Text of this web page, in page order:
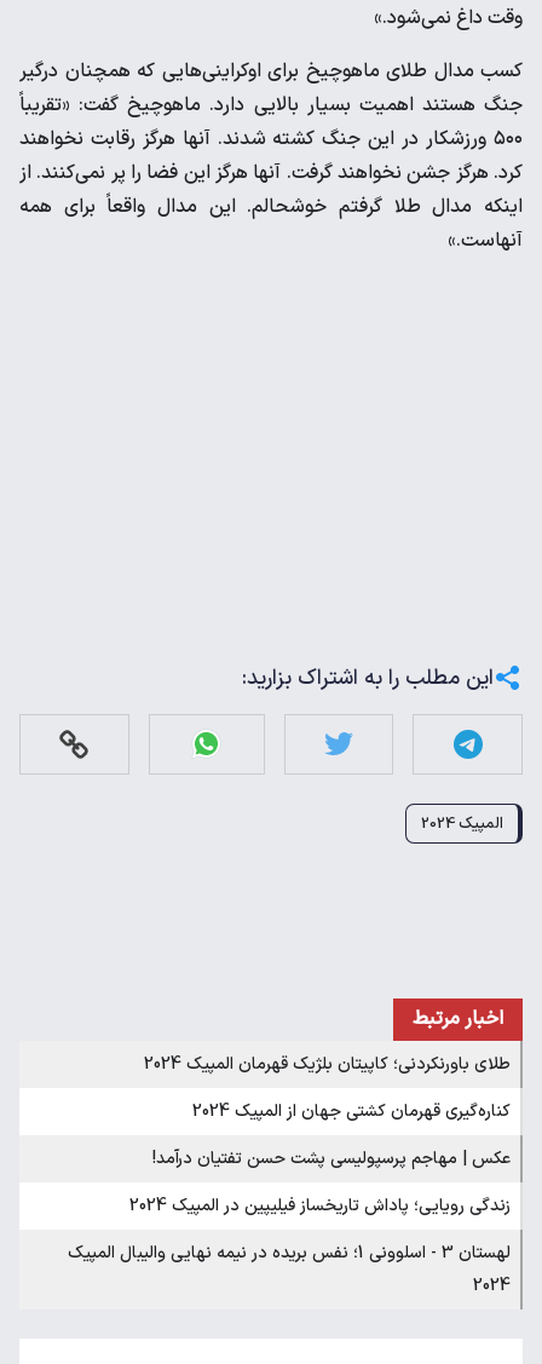
وقت داغ نمی‌شود.»
کسب مدال طلای ماهوچیخ برای اوکراینی‌هایی که همچنان درگیر
جنگ هستند اهمیت بسیار بالایی دارد. ماهوچیخ گفت: «تقریباً
۵۰۰ ورزشکار در این جنگ کشته شدند. آنها هرگز رقابت نخواهند
کرد. هرگز جشن نخواهند گرفت. آنها هرگز این فضا را پر نمی‌کنند. از
اینکه مدال طلا گرفتم خوشحالم. این مدال واقعاً برای همه
آنهاست.»
این مطلب را به اشتراک بزارید:
المپیک 2024
اخبار مرتبط
طلای باورنکردنی؛ کاپیتان بلژیک قهرمان المپیک 2024
کناره‌گیری قهرمان کشتی جهان از المپیک 2024
عکس | مهاجم پرسپولیسی پشت حسن تفتیان درآمد!
زندگی رویایی؛ پاداش تاریخساز فیلیپین در المپیک 2024
لهستان 3 - اسلوونی 1؛ نفس بریده در نیمه نهایی والیبال المپیک
2024